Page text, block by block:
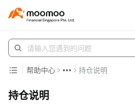
帮助中心 持仓说明
持仓说明